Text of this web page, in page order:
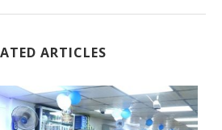
ARTICLES